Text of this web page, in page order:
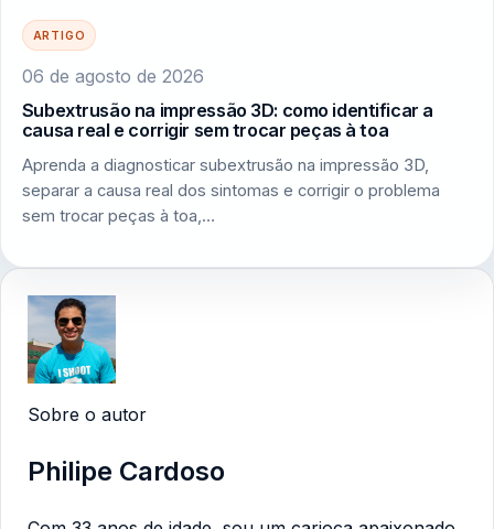
ARTIGO
06 de agosto de 2026
Subextrusão na impressão 3D: como identificar a
causa real e corrigir sem trocar peças à toa
Aprenda a diagnosticar subextrusão na impressão 3D,
separar a causa real dos sintomas e corrigir o problema
sem trocar peças à toa,…
Sobre o autor
Philipe Cardoso